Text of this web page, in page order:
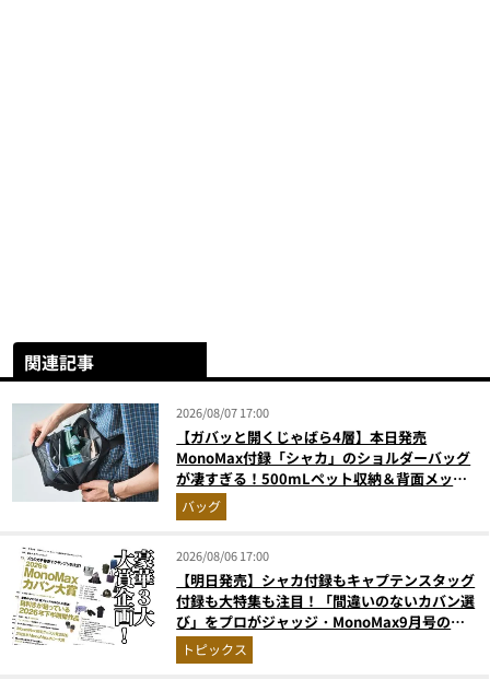
関連記事
2026/08/07 17:00
【ガバッと開くじゃばら4層】本日発売
MonoMax付録「シャカ」のショルダーバッグ
が凄すぎる！500mLペット収納＆背面メッシ
ュでベタつかない
バッグ
2026/08/06 17:00
【明日発売】シャカ付録もキャプテンスタッグ
付録も大特集も注目！「間違いのないカバン選
び」をプロがジャッジ・MonoMax9月号の目
次を公開
トピックス